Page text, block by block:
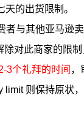
的出货限制。
与其他亚马逊卖
对此商家的限制
3个礼拜的时间 ，
则保持原状